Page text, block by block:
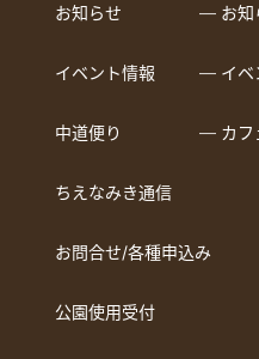
お知らせ ― お知
イベント情報 ― イベ
中道便り ― カフ
ちえなみき通信
お問合せ/各種申込み
公園使用受付